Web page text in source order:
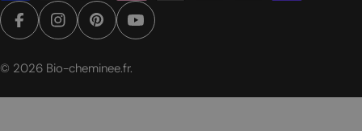
de
paiement
FacebookInstagramPinterestYouTube
© 2026 Bio-cheminee.fr.